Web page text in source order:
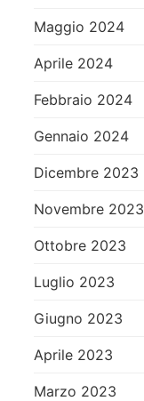
Maggio 2024
Aprile 2024
Febbraio 2024
Gennaio 2024
Dicembre 2023
Novembre 2023
Ottobre 2023
Luglio 2023
Giugno 2023
Aprile 2023
Marzo 2023